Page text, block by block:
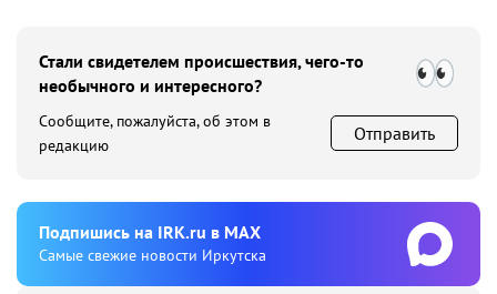
Стали свидетелем происшествия, чего-то
необычного и интересного?
Сообщите, пожалуйста, об этом в
редакцию
Отправить
Подпишиcь на IRK.ru в MAX
Cамые свежие новости Иркутска